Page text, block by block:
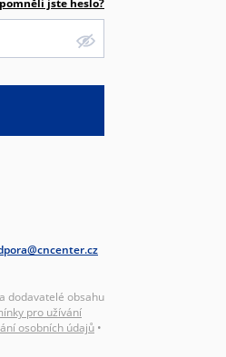
jste heslo?
dodavatelé obsahu
pro užívání
osobních údajů •